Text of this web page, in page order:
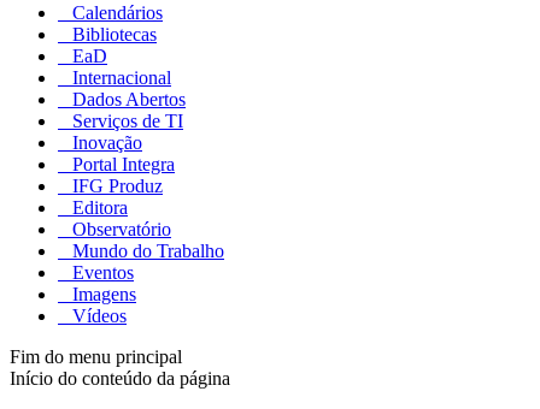
Calendários
Bibliotecas
EaD
Internacional
Dados Abertos
Serviços de TI
Inovação
Portal Integra
IFG Produz
Editora
Observatório
Mundo do Trabalho
Eventos
Imagens
Vídeos
Fim do menu principal
Início do conteúdo da página